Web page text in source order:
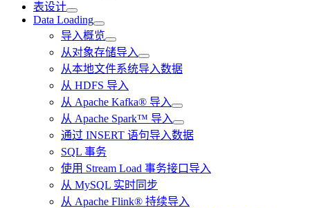
表设计
Data Loading
导入概览
从对象存储导入
从本地文件系统导入数据
从 HDFS 导入
从 Apache Kafka® 导入
从 Apache Spark™ 导入
通过 INSERT 语句导入数据
SQL 事务
使用 Stream Load 事务接口导入
从 MySQL 实时同步
从 Apache Flink® 持续导入